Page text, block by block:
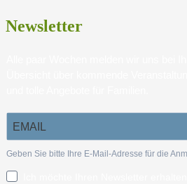
Newsletter
Geben Sie bitte Ihre E-Mail-Adresse für die